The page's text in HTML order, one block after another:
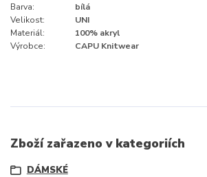
Barva:
bílá
Velikost:
UNI
Materiál:
100% akryl
Výrobce:
CAPU Knitwear
Zboží zařazeno v kategoriích
DÁMSKÉ